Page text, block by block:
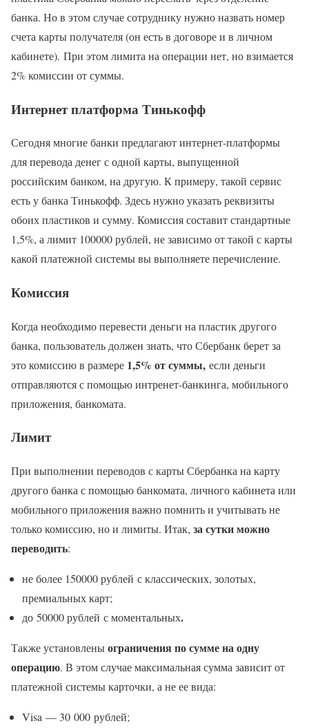
банка. Но в этом случае сотруднику нужно назвать номер
счета карты получателя (он есть в договоре и в личном
кабинете). При этом лимита на операции нет, но взимается
2% комиссии от суммы.
Интернет платформа Тинькофф
Сегодня многие банки предлагают интернет-платформы
для перевода денег с одной карты, выпущенной
российским банком, на другую. К примеру, такой сервис
есть у банка Тинькофф. Здесь нужно указать реквизиты
обоих пластиков и сумму. Комиссия составит стандартные
1,5%, а лимит 100000 рублей, не зависимо от такой с карты
какой платежной системы вы выполняете перечисление.
Комиссия
Когда необходимо перевести деньги на пластик другого
банка, пользователь должен знать, что Сбербанк берет за
это комиссию в размере 1,5% от суммы, если деньги
отправляются с помощью интренет-банкинга, мобильного
приложения, банкомата.
Лимит
При выполнении переводов с карты Сбербанка на карту
другого банка с помощью банкомата, личного кабинета или
мобильного приложения важно помнить и учитывать не
только комиссию, но и лимиты. Итак, за сутки можно
переводить:
не более 150000 рублей с классических, золотых,
премиальных карт;
до 50000 рублей с моментальных.
Также установленыограничения по сумме на одну
операцию. В этом случае максимальная сумма зависит от
платежной системы карточки, а не ее вида:
Visa — 30 000 рублей;